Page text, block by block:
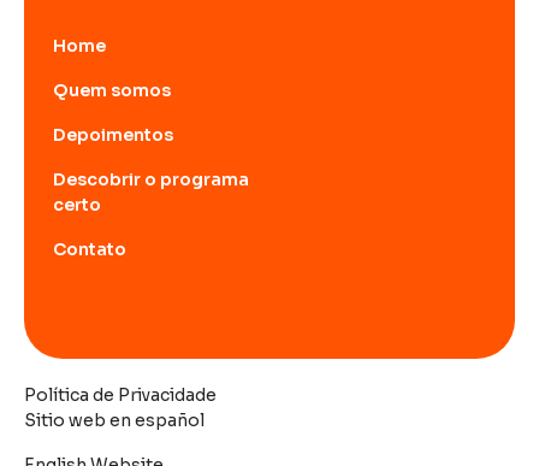
Home
Quem somos
Depoimentos
Descobrir o programa
certo
Contato
Sitio web en español
Política de Privacidade